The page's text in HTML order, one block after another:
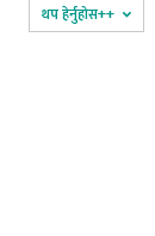
थप हेर्नुहोस‌++